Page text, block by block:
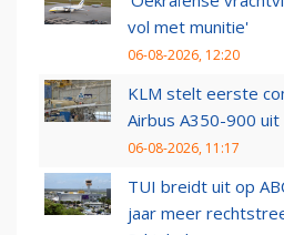
vol met munitie'
06-08-2026, 12:20
KLM stelt eerste
Airbus A350-900 uit
06-08-2026, 11:17
TUI breidt uit op
jaar meer